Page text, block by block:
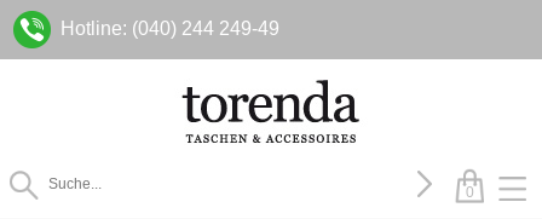
Hotline: (040) 244 249-49
0